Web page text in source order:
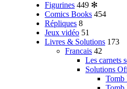
Figurines 449 ✻
Comics Books 454
Répliques 8
Jeux vidéo 51
Livres & Solutions 173
Francais 42
Les carnets
Solutions
Tomb